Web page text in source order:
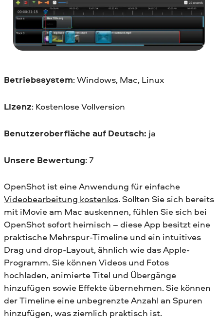
Betriebssystem: Windows, Mac, Linux
Lizenz: Kostenlose Vollversion
Benutzeroberfläche auf Deutsch: ja
Unsere Bewertung: 7
OpenShot ist eine Anwendung für einfache
Videobearbeitung kostenlos. Sollten Sie sich bereits
mit iMovie am Mac auskennen, fühlen Sie sich bei
OpenShot sofort heimisch – diese App besitzt eine
praktische Mehrspur-Timeline und ein intuitives
Drag und drop-Layout, ähnlich wie das Apple-
Programm. Sie können Videos und Fotos
hochladen, animierte Titel und Übergänge
hinzufügen sowie Effekte übernehmen. Sie können
der Timeline eine unbegrenzte Anzahl an Spuren
hinzufügen, was ziemlich praktisch ist.